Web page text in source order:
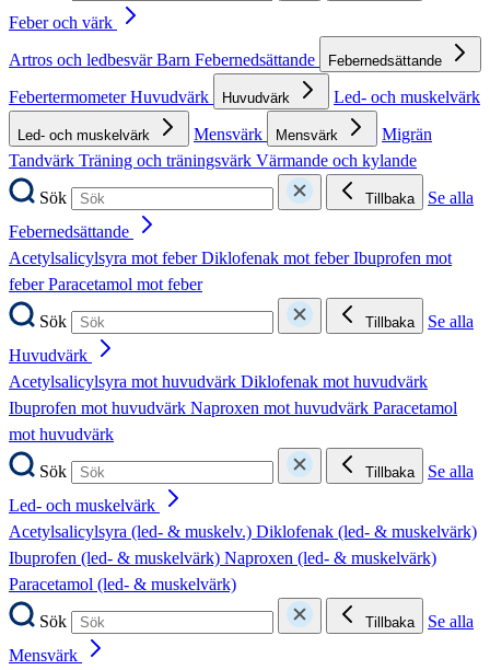
Feber och värk
Artros och ledbesvärBarn Febernedsättande Febernedsättande
FebertermometerHuvudvärk Huvudvärk Led- och muskelvärk
Led- och muskelvärk Mensvärk Mensvärk
Migrän
Tandvärk Träning och träningsvärk Värmande och kylande
Sök
Tillbaka
Se alla
Febernedsättande
Acetylsalicylsyra mot feberDiklofenak mot feberIbuprofen mot
feberParacetamol mot feber
Sök
Tillbaka
Se alla
Huvudvärk
Acetylsalicylsyra mot huvudvärk Diklofenak mot huvudvärk
Ibuprofen mot huvudvärk Naproxen mot huvudvärk Paracetamol
mot huvudvärk
Sök
Tillbaka
Se alla
Led- och muskelvärk
Acetylsalicylsyra (led- & muskelv.) Diklofenak (led- & muskelvärk)
Ibuprofen (led- & muskelvärk) Naproxen (led- & muskelvärk)
Paracetamol (led- & muskelvärk)
Sök
Tillbaka
Se alla
Mensvärk